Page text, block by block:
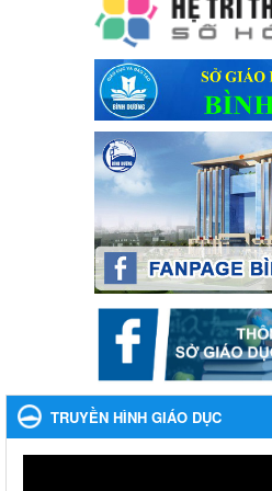
Thủ tướng Chính phủ về tăng
phạm, vi phạm pháp luật liên quan
bạc và đánh bạc
Ngày ban hành: 04/03/2024
Kế hoạch Tổ chức Hội trại
Cát Lần thứ VIII, năm học 2023-
Kế hoạch Tổ chức Hội trại truyền
Lần thứ VIII, năm học 2023-2024
Ngày ban hành: 28/12/2023
Phối hợp rà soát nhu cầu tiêm
Phối hợp rà soát nhu cầu tiêm vắc
Ngày ban hành: 22/11/2023
Phát động, triển khai Cuộc thi "
cười ngày mai" dành cho học
năm học 2023-2024
Phát động, triển khai Cuộc thi " An
TRUYỀN HÌNH GIÁO DỤC